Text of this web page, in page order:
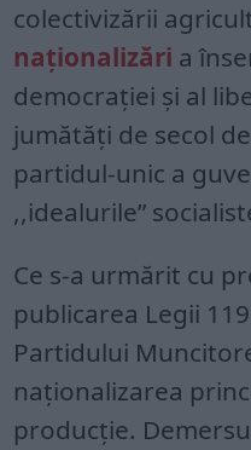
colectivizării
naționalizări a
democrației și al
jumătăți de secol
partidul-unic a
,,idealurile”
Ce s-a urmărit cu
publicarea Legii
Partidului
naționalizarea
producție.